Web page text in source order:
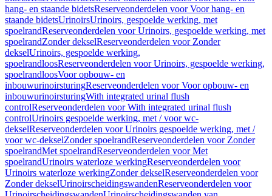
hang- en staande bidetsReserveonderdelen voor Voor hang- en
staande bidetsUrinoirsUrinoirs, gespoelde werking, met
spoelrandReserveonderdelen voor Urinoirs, gespoelde werking, met
spoelrandZonder dekselReserveonderdelen voor Zonder
dekselUrinoirs, gespoelde werking,
spoelrandloosReserveonderdelen voor Urinoirs, gespoelde werking,
spoelrandloosVoor opbouw- en
inbouwurinoirsturingReserveonderdelen voor Voor opbouw- en
inbouwurinoirsturingWith integrated urinal flush
controlReserveonderdelen voor With integrated urinal flush
controlUrinoirs gespoelde werking, met / voor wc-
dekselReserveonderdelen voor Urinoirs gespoelde werking, met /
voor wc-dekselZonder spoelrandReserveonderdelen voor Zonder
spoelrandMet spoelrandReserveonderdelen voor Met
spoelrandUrinoirs waterloze werkingReserveonderdelen voor
Urinoirs waterloze werkingZonder dekselReserveonderdelen voor
Zonder dekselUrinoirscheidingswandenReserveonderdelen voor